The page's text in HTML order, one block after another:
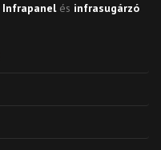
Infrapanel és infrasugárzó